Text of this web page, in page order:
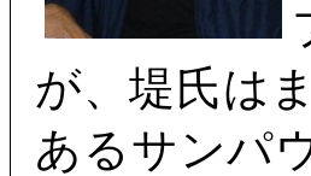
が、堤氏は
あるサンパ